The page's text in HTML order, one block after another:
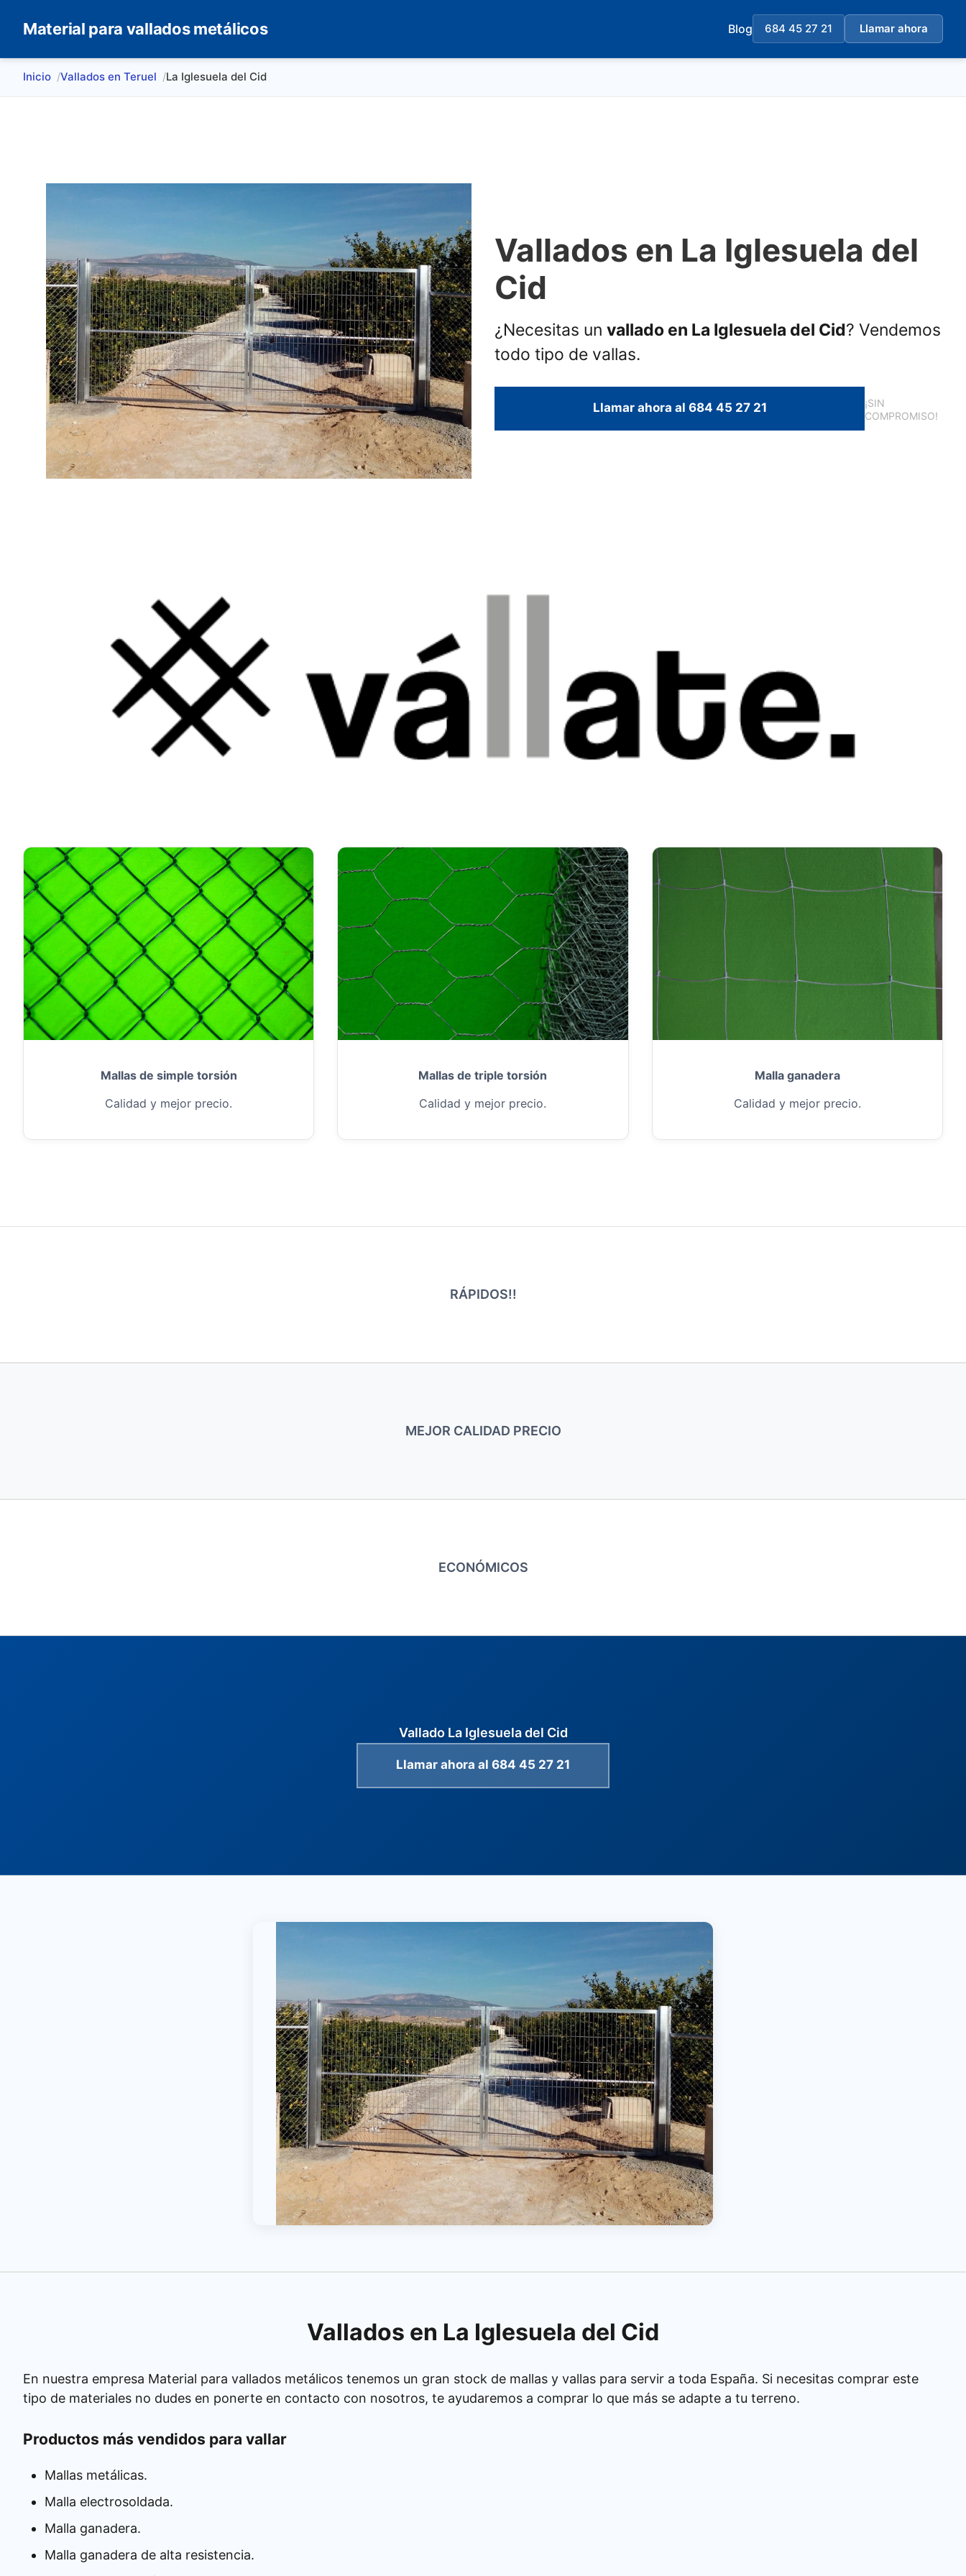
Material para vallados metálicos Blog 684 45 27 21 Llamar ahora
Inicio Vallados en Teruel La Iglesuela del Cid
Vallados en La Iglesuela del
Cid
¿Necesitas un vallado en La Iglesuela del Cid? Vendemos
todo tipo de vallas.
Llamar ahora al 684 45 27 21
¡SIN
COMPROMISO!
Mallas de simple torsión
Calidad y mejor precio.
Mallas de triple torsión
Calidad y mejor precio.
Malla ganadera
Calidad y mejor precio.
RÁPIDOS!!
MEJOR CALIDAD PRECIO
ECONÓMICOS
Vallado La Iglesuela del Cid
Llamar ahora al 684 45 27 21
Vallados en La Iglesuela del Cid
En nuestra empresa Material para vallados metálicos tenemos un gran stock de mallas y vallas para servir a toda España. Si necesitas comprar este
tipo de materiales no dudes en ponerte en contacto con nosotros, te ayudaremos a comprar lo que más se adapte a tu terreno.
Productos más vendidos para vallar
Mallas metálicas.
Malla electrosoldada.
Malla ganadera.
Malla ganadera de alta resistencia.